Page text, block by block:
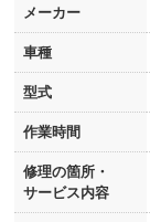
メーカー
車種
型式
作業時間
修理の箇所・
サービス内容